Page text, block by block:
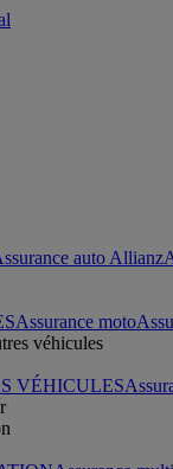
auto Allianz
Assurance moto
VÉHICULES